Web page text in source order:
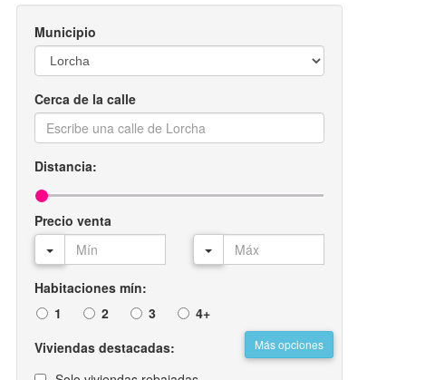
Municipio
Cerca de la calle
Distancia:
Precio venta
Habitaciones mín:
1
2 3 4+
Más opciones
Viviendas destacadas: